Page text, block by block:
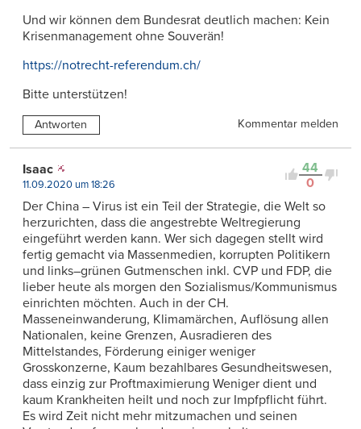
Und wir können dem Bundesrat deutlich machen: Kein
Krisenmanagement ohne Souverän!
https://notrecht-referendum.ch/
Bitte unterstützen!
Antworten Kommentar melden
44
0
Isaac
11.09.2020 um 18:26
Der China – Virus ist ein Teil der Strategie, die Welt so
herzurichten, dass die angestrebte Weltregierung
eingeführt werden kann. Wer sich dagegen stellt wird
fertig gemacht via Massenmedien, korrupten Politikern
und links–grünen Gutmenschen inkl. CVP und FDP, die
lieber heute als morgen den Sozialismus/Kommunismus
einrichten möchten. Auch in der CH.
Masseneinwanderung, Klimamärchen, Auflösung allen
Nationalen, keine Grenzen, Ausradieren des
Mittelstandes, Förderung einiger weniger
Grosskonzerne, Kaum bezahlbares Gesundheitswesen,
dass einzig zur Proftmaximierung Weniger dient und
kaum Krankheiten heilt und noch zur Impfpflicht führt.
Es wird Zeit nicht mehr mitzumachen und seinen